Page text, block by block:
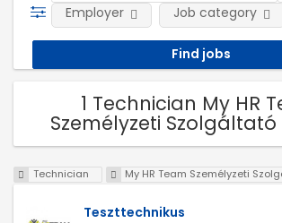
Employer Job category
1 Technician My HR
Személyzeti Szolgáltató
Technician My HR Team Személyzeti
Teszttechnikus